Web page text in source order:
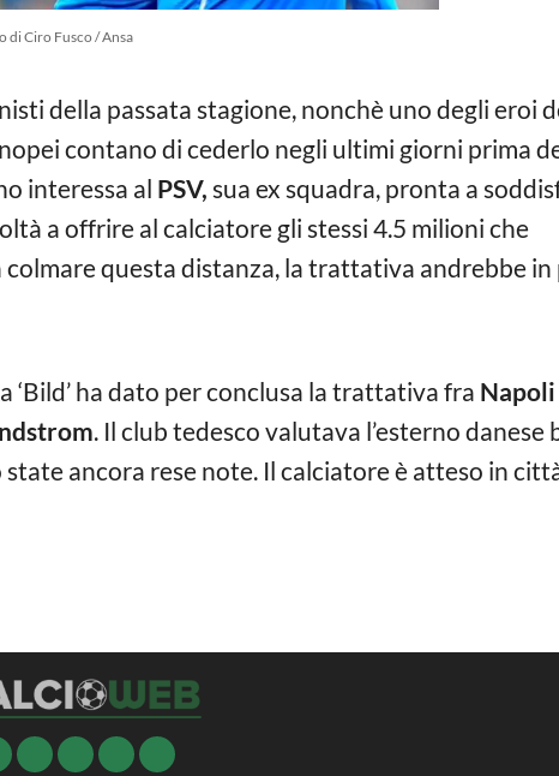
di Ciro Fusco / Ansa
della passata stagione, nonchè uno degli eroi
contano di cederlo negli ultimi giorni prima
interessa al PSV, sua ex squadra, pronta a
a offrire al calciatore gli stessi 4.5 milioni che
colmare questa distanza, la trattativa andrebbe
ha dato per conclusa la trattativa fra Napoli
. Il club tedesco valutava l’esterno danese
state ancora rese note. Il calciatore è atteso in